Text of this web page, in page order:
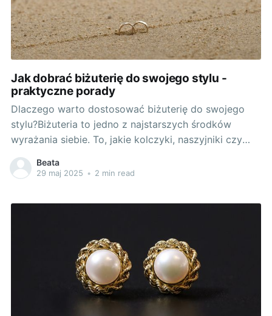
Jak dobrać biżuterię do swojego stylu -
praktyczne porady
Dlaczego warto dostosować biżuterię do swojego
stylu?Biżuteria to jedno z najstarszych środków
wyrażania siebie. To, jakie kolczyki, naszyjniki czy
pierścionki wybierasz, mówi wiele o twojej
osobowości i stylu. Biżuteria to nie tylko element
nastrój. Dostosowywanie biżuterii do swojego stylu
Beata
29 maj 2025 • 2 min read